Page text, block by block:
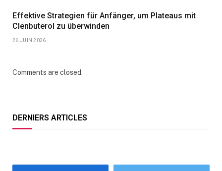
Effektive Strategien für Anfänger, um Plateaus mit
Clenbuterol zu überwinden
26 JUIN 2026
Comments are closed.
DERNIERS ARTICLES